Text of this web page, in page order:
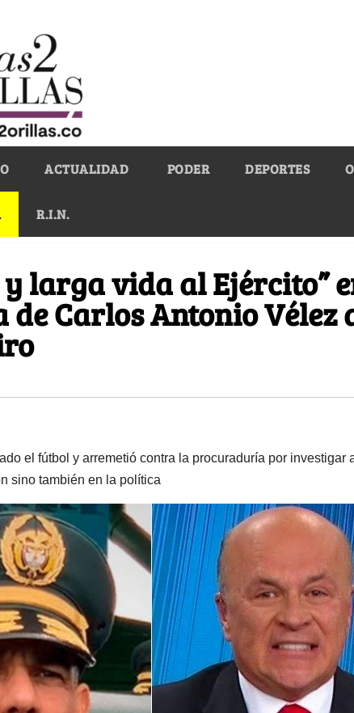
ACTUALIDAD PODER DEPORTES
R.I.N.
larga vida al Ejército”
de Carlos Antonio Vélez
el fútbol y arremetió contra la procuraduría por investigar
sino también en la política